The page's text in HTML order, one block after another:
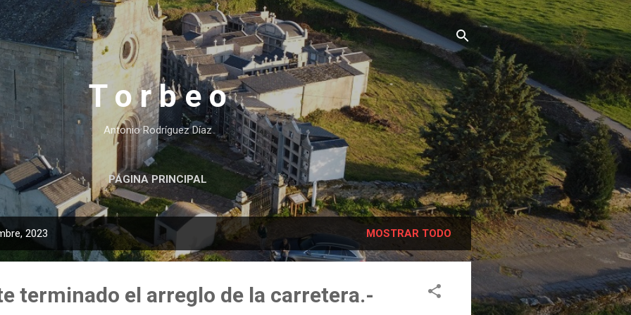
Ir al contenido principal
T o r b e o
Antonio Rodríguez Díaz
PÁGINA PRINCIPAL
2023 MOSTRAR TODO
terminado el arreglo de la carretera.-